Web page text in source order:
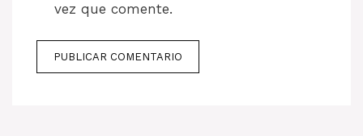
vez que comente.